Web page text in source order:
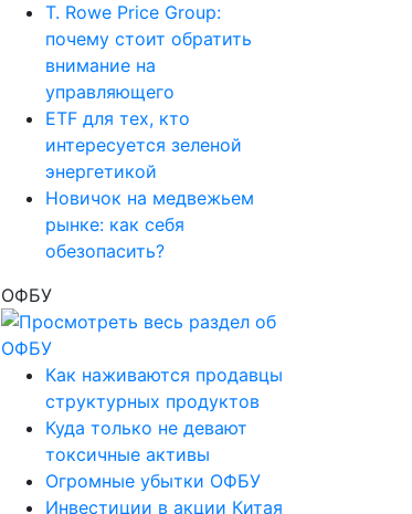
T. Rowe Price Group:
почему стоит обратить
внимание на
управляющего
ETF для тех, кто
интересуется зеленой
энергетикой
Новичок на медвежьем
рынке: как себя
обезопасить?
ОФБУ
Как наживаются продавцы
структурных продуктов
Куда только не девают
токсичные активы
Огромные убытки ОФБУ
Инвестиции в акции Китая